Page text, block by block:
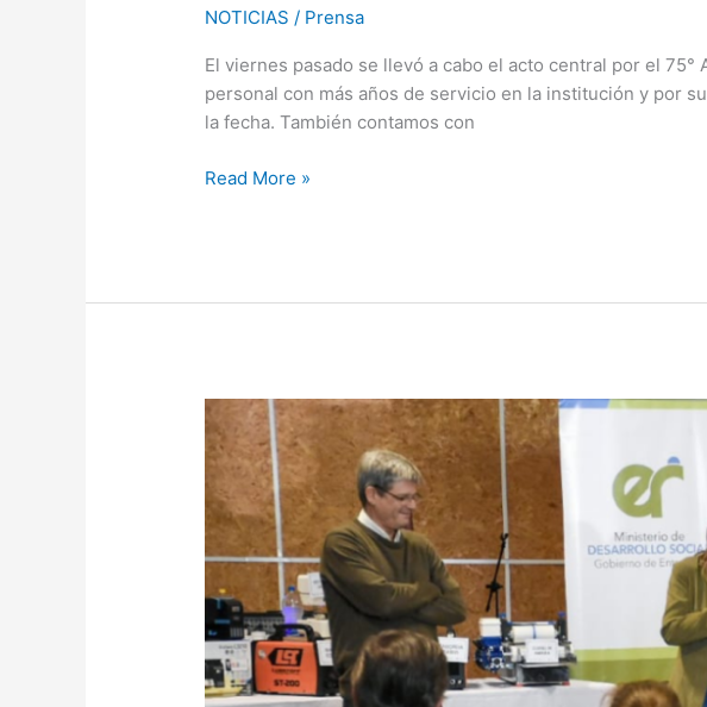
NOTICIAS / Prensa
El viernes pasado se llevó a cabo el acto central por el
personal con más años de servicio en la institución y por
la fecha. También contamos con
Read More »
74
EMPRENDEDORES
DE
LA
ECONOMÍA
SOCIAL
RECIBIERON
HERRAMIENTAS